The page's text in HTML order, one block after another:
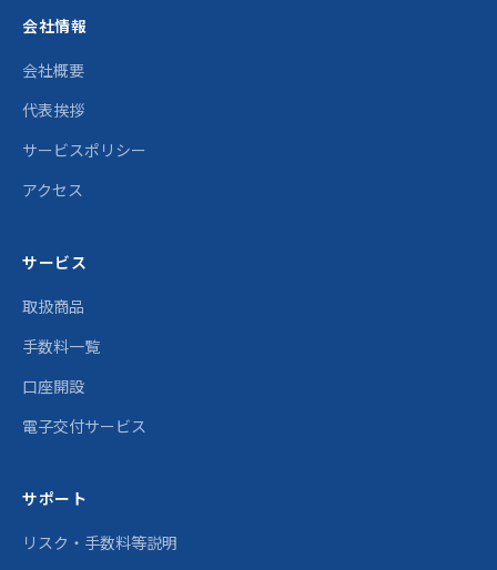
会社情報
会社概要
代表挨拶
サービスポリシー
アクセス
サービス
取扱商品
手数料一覧
口座開設
電子交付サービス
サポート
リスク・手数料等説明